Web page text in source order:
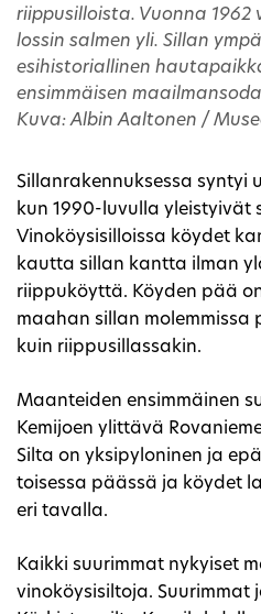
riippusilloista. Vuonna
lossin salmen yli. Sillan
esihistoriallinen
ensimmäisen
Kuva: Albin Aaltonen /
Sillanrakennuksessa syntyi
kun 1990-luvulla yleistyivät
Vinoköysisilloissa köydet
kautta sillan kantta ilman
riippuköyttä. Köyden pää
maahan sillan
kuin riippusillassakin.
Maanteiden ensimmäinen
Kemijoen ylittävä
Silta on yksipyloninen ja
toisessa päässä ja köydet
eri tavalla.
Kaikki suurimmat nykyiset
vinoköysisiltoja. Suurimmat